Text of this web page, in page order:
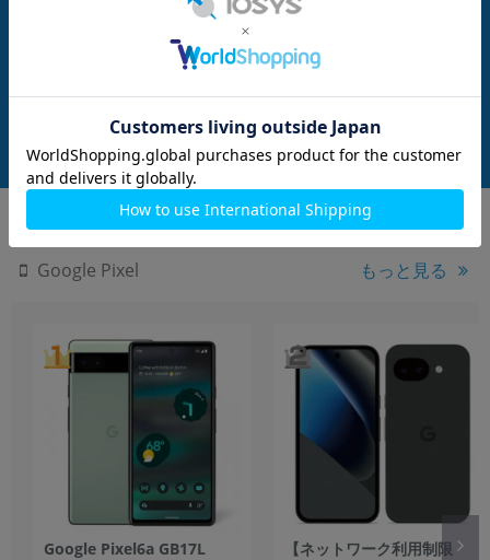
付属)
107,800 円 (税込)
【ネットワーク利用制限▲】Galaxy
S26 SM-S942Z 256GB ブラック【Sof
tBank版 SIMフリー】
メーカー：SAMSUNG
付属品: 箱/USBケーブル(CtoC)/SIM取り出し用ピン/クイックスタートガイド
中古Aランク 114,800 円 (税込)
付属品: 本体のみ(Sペ
中古Bランク
Google Pixel もっと見る
Google Pixel6a GB17L 【ネットワーク利用制限